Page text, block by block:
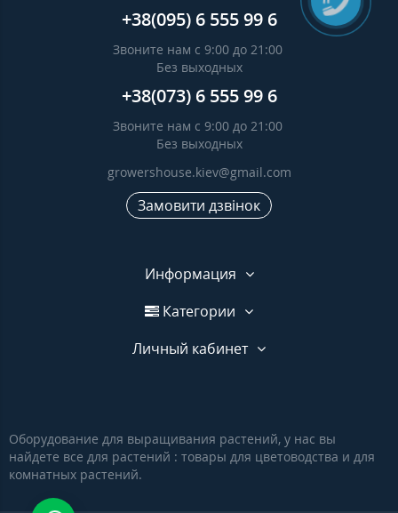
+38(095) 6 555 99 6
Звоните нам с 9:00 до 21:00
Без выходных
+38(073) 6 555 99 6
Звоните нам с 9:00 до 21:00
Без выходных
growershouse.kiev@gmail.com
Замовити дзвінок
Информация
Категории
Личный кабинет
Оборудование для выращивания растений, у нас вы
найдете все для растений : товары для цветоводства и для
комнатных растений.